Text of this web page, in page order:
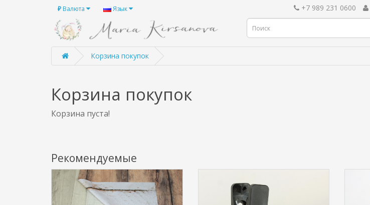
₽ Валюта Язык +7 989 231 0600
Корзина покупок
Корзина покупок
Корзина пуста!
Рекомендуемые